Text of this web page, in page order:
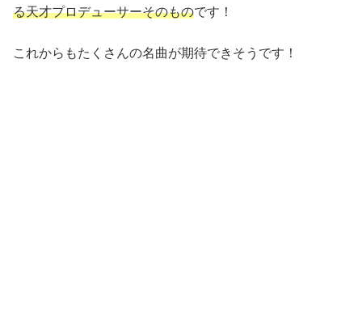
る天才プロデューサーそのものです！
これからもたくさんの名曲が期待できそうです！